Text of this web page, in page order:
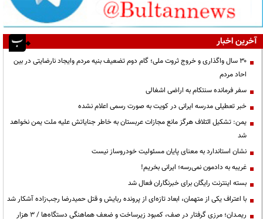
آخرین اخبار
۳۰ سال واگذاری و خروج ثروت ملی؛ گام دوم تضعیف بنیه مردم وایجاد نارضایتی در بین
احاد مردم
سفر فرمانده سنتکام به اراضی اشغالی
خبر تعطیلی مدرسه ایرانی در کویت به صورت رسمی اعلام نشده
یمن: تشکیل ائتلاف هرگز مانع مجازات عربستان به خاطر جنایاتش علیه ملت یمن نخواهد
شد
نشان استاندارد به معنای پایان مسئولیت خودروساز نیست
غریبه به دادمون نمی‌رسه؛ ایرانی بخریم!
بسته اینترنت رایگان برای خبرنگاران فعال شد
با اعتراف یکی از متهمان، ابعاد تازه‌ای از پرونده ربایش و قتل حمیدرضا رجب‌زاده آشکار شد
ریمـدان؛ مرزی گرفتار در صف، کمبود زیرساخت و ضعف هماهنگی دستگاه‌ها / ۳ هزار